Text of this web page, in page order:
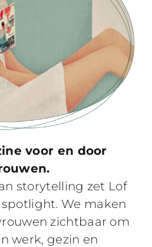
voor en door
storytelling zet Lof
We maken
zichtbaar om
werk, gezin en